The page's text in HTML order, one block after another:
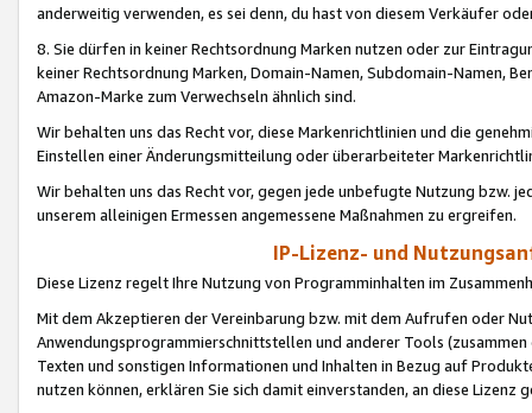
anderweitig verwenden, es sei denn, du hast von diesem Verkäufer
8. Sie dürfen in keiner Rechtsordnung Marken nutzen oder zur
keiner Rechtsordnung Marken, Domain-Namen, Subdomain-Namen,
Amazon-Marke zum Verwechseln ähnlich sind.
Wir behalten uns das Recht vor, diese Markenrichtlinien und die
Einstellen einer Änderungsmitteilung oder überarbeiteter
Wir behalten uns das Recht vor, gegen jede unbefugte Nutzung bzw.
unserem alleinigen Ermessen angemessene Maßnahmen zu ergreifen.
IP-Lizenz- und
Diese Lizenz regelt Ihre Nutzung von Programminhalten im
Mit dem Akzeptieren der Vereinbarung bzw. mit dem Aufrufen oder
Anwendungsprogrammierschnittstellen und anderer Tools (zusammen
Texten und sonstigen Informationen und Inhalten in Bezug auf
nutzen können, erklären Sie sich damit einverstanden, an diese Lizenz